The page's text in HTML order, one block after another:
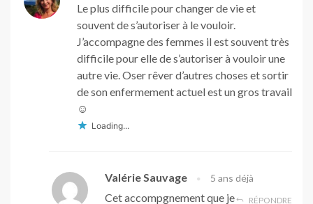
Le plus difficile pour changer de vie et
souvent de s’autoriser à le vouloir.
J’accompagne des femmes il est souvent très
difficile pour elle de s’autoriser à vouloir une
autre vie. Oser rêver d’autres choses et sortir
de son enfermement actuel est un gros travail
☺️
Loading...
Valérie Sauvage 5 ans déjà
RÉPONDRE
Cet accompgnement que je